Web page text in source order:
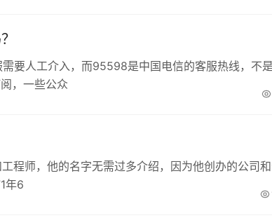
要人工介入，而95598是中国电信的客服热线，不
，一些公众
程师，他的名字无需过多介绍，因为他创办的公司
年6